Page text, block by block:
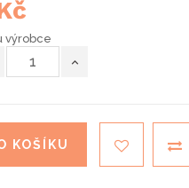
výrobce
KOŠÍKU